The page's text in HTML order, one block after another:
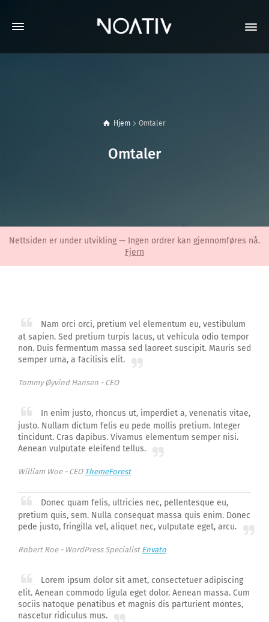
Hjem Omtaler
Omtaler
Nettsiden er under utvikling — Ingen ordrer kan gjennomføres nå.
Fjern
Nam orci orci, pretium vel elementum eu, vestibulum
at sapien. Sed pretium turpis lacus, ut vehicula odio tempor
non. Duis fermentum massa sed laoreet suscipit. Mauris sed
semper urna, a facilisis elit.
Tommy Øyvind Hansen - CEO
In enim justo, rhoncus ut, imperdiet a, venenatis vitae,
justo. Nullam dictum felis eu pede mollis pretium. Integer
tincidunt. Cras dapibus. Vivamus elementum semper nisi.
Aenean vulputate eleifend tellus.
William Woe - CEO ThemeForest
Donec quam felis, ultricies nec, pellentesque eu,
pretium quis, sem. Nulla consequat massa quis enim. Donec
pede justo, fringilla vel, aliquet nec, vulputate eget, arcu.
Robert Roe - WordPress Specialist Envato
Lorem ipsum dolor sit amet, consectetuer adipiscing
elit. Aenean commodo ligula eget dolor. Aenean massa. Cum
sociis natoque penatibus et magnis dis parturient montes,
nascetur ridiculus mus.